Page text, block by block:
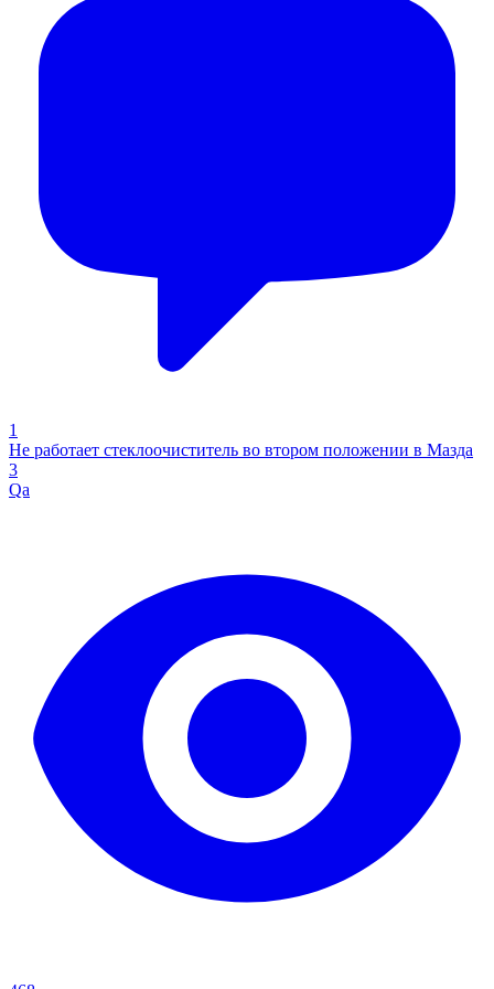
1
Не работает стеклоочиститель во втором положении в Мазда
3
Qa